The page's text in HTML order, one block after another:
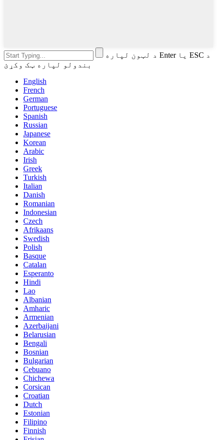
د لټون لپاره Enter یا ESC د
بندولو لپاره ټک وکړئ
English
French
German
Portuguese
Spanish
Russian
Japanese
Korean
Arabic
Irish
Greek
Turkish
Italian
Danish
Romanian
Indonesian
Czech
Afrikaans
Swedish
Polish
Basque
Catalan
Esperanto
Hindi
Lao
Albanian
Amharic
Armenian
Azerbaijani
Belarusian
Bengali
Bosnian
Bulgarian
Cebuano
Chichewa
Corsican
Croatian
Dutch
Estonian
Filipino
Finnish